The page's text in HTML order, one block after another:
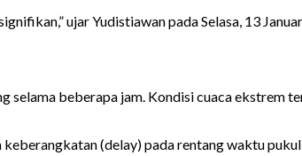
ujar Yudistiawan pada Selasa, 13
selama beberapa jam. Kondisi cuaca ekstrem
(delay) pada rentang waktu